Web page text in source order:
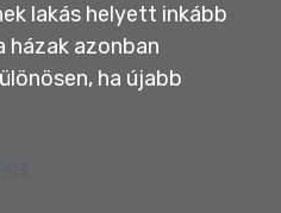
lakás helyett inkább
házak azonban
ha újabb